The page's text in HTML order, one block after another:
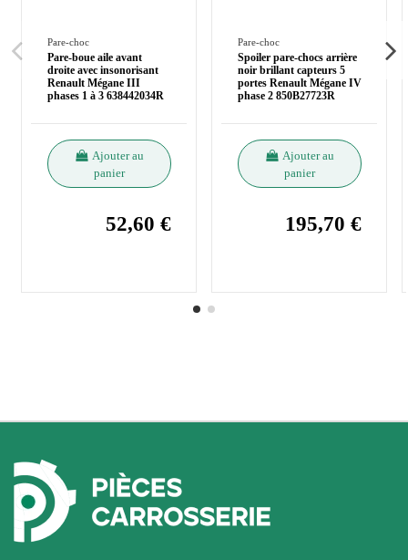
Pare-choc
Pare-boue aile avant
droite avec insonorisant
Renault Mégane III
phases 1 à 3 638442034R
Ajouter au
panier
52,60 €
Pare-choc
Spoiler pare-chocs arrière
noir brillant capteurs 5
portes Renault Mégane IV
phase 2 850B27723R
Ajouter au
panier
195,70 €